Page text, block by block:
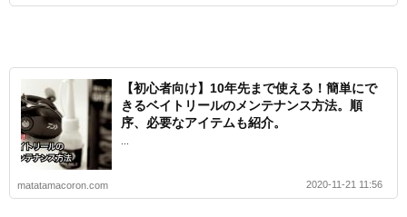
【初心者向け】10年先まで使える！簡単にで
きるベイトリールのメンテナンス方法。順
序、必要なアイテムも紹介。
matatamacoron.com 2020-11-21 11:56